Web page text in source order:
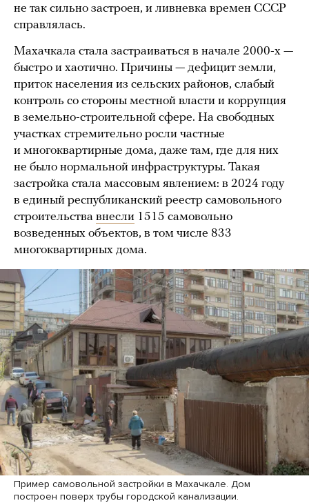
не так сильно застроен, и ливневка времен СССР
справлялась.
Махачкала стала застраиваться в начале 2000-х —
быстро и хаотично. Причины — дефицит земли,
приток населения из сельских районов, слабый
контроль со стороны местной власти и коррупция
в земельно-строительной сфере. На свободных
участках стремительно росли частные
и многоквартирные дома, даже там, где для них
не было нормальной инфраструктуры. Такая
застройка стала массовым явлением: в 2024 году
в единый республиканский реестр самовольного
строительства внесли 1515 самовольно
возведенных объектов, в том числе 833
многоквартирных дома.
Пример самовольной застройки в Махачкале. Дом
построен поверх трубы городской канализации.